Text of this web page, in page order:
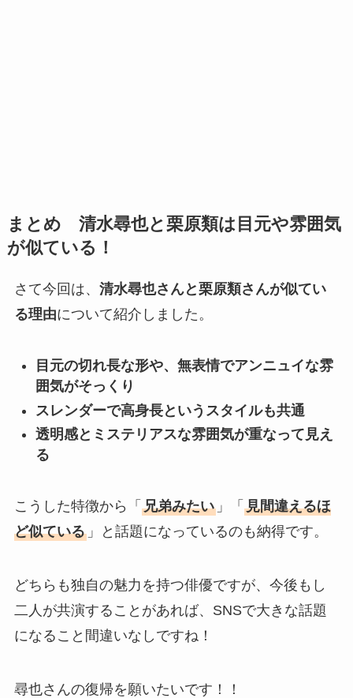
まとめ 清水尋也と栗原類は目元や雰囲気
が似ている！
さて今回は、 清水尋也さんと栗原類さんが似てい
る理由について紹介しました。
目元の切れ長な形や、無表情でアンニュイな雰
囲気がそっくり
スレンダーで高身長というスタイルも共通
透明感とミステリアスな雰囲気が重なって見え
る
こうした特徴から「 兄弟みたい」「 見間違えるほ
ど似ている」と話題になっているのも納得です。
どちらも独自の魅力を持つ俳優ですが、今後もし
二人が共演することがあれば、SNSで大きな話題
になること間違いなしですね！
尋也さんの復帰を願いたいです！！